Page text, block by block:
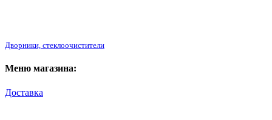
Дворники, стеклоочистители
Меню магазина:
Доставка